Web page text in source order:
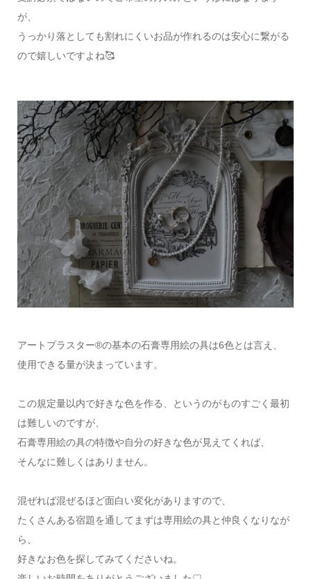
が、
うっかり落としても割れにくいお品が作れるのは安心に繋がる
ので嬉しいですよね🥰
アートプラスター®の基本の石膏専用絵の具は6色とは言え、
使用できる量が決まっています。
この規定量以内で好きな色を作る、というのがものすごく最初
は難しいのですが、
石膏専用絵の具の特徴や自分の好きな色が見えてくれば、
そんなに難しくはありません。
混ぜれば混ぜるほど面白い変化がありますので、
たくさんある宿題を通してまずは専用絵の具と仲良くなりなが
ら、
好きなお色を探してみてくださいね。